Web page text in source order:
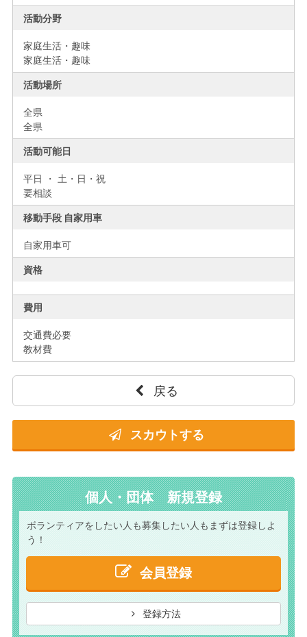
活動分野
家庭生活・趣味
家庭生活・趣味
活動場所
全県
全県
活動可能日
平日 ・ 土・日・祝
要相談
移動手段 自家用車
自家用車可
資格
費用
交通費必要
教材費
戻る
スカウトする
個人・団体 新規登録
ボランティアをしたい人も募集したい人もまずは登録しよ
う！
会員登録
登録方法